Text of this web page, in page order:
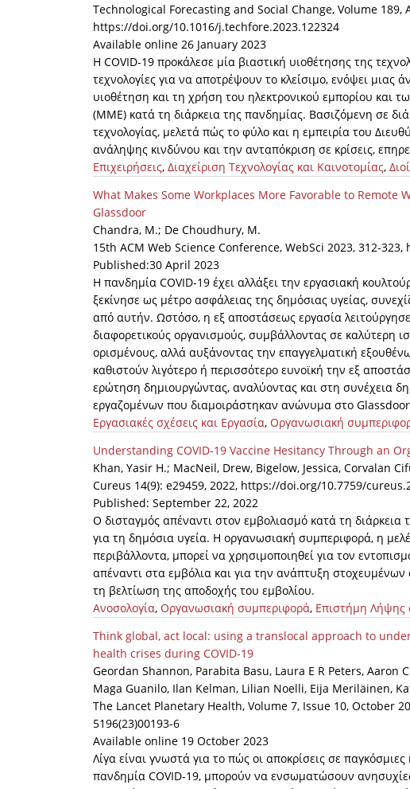
Technological Forecasting and Social Change, Volume 189,
https://doi.org/10.1016/j.techfore.2023.122324
Available online 26 January 2023
Η COVID-19 προκάλεσε μία βιαστική υιοθέτησης της
τεχνολογίες για να αποτρέψουν το κλείσιμο, ενόψει
υιοθέτηση και τη χρήση του ηλεκτρονικού εμπορίου και
(ΜΜΕ) κατά τη διάρκεια της πανδημίας. Βασιζόμενη σε
τεχνολογίας, μελετά πώς το φύλο και η εμπειρία του
ανάληψης κινδύνου και την ανταπόκριση σε κρίσεις,
Επιχειρήσεις, Διαχείριση Τεχνολογίας και Καινοτομίας,
What Makes Some Workplaces More Favorable to Remote
Glassdoor
Chandra, M.; De Choudhury, M.
15th ACM Web Science Conference, WebSci 2023, 312-
Published:30 April 2023
Η πανδημία COVID-19 έχει αλλάξει την εργασιακή
ξεκίνησε ως μέτρο ασφάλειας της δημόσιας υγείας,
από αυτήν. Ωστόσο, η εξ αποστάσεως εργασία
διαφορετικούς οργανισμούς, συμβάλλοντας σε καλύτερη
ορισμένους, αλλά αυξάνοντας την επαγγελματική
καθιστούν λιγότερο ή περισσότερο ευνοϊκή την εξ
ερώτηση δημιουργώντας, αναλύοντας και στη συνέχεια
εργαζομένων που διαμοιράστηκαν ανώνυμα στο
Εργασιακές σχέσεις και Εργασία, Οργανωσιακή
Understanding COVID-19 Vaccine Hesitancy Through an
Khan, Yasir H.; MacNeil, Drew, Bigelow, Jessica, Corvalan
Cureus 14(9): e29459, 2022, https://doi.org/10.7759/
Published: September 22, 2022
Ο δισταγμός απέναντι στον εμβολιασμό κατά τη
για τη δημόσια υγεία. Η οργανωσιακή συμπεριφορά, η
περιβάλλοντα, μπορεί να χρησιμοποιηθεί για τον
απέναντι στα εμβόλια και για την ανάπτυξη
τη βελτίωση της αποδοχής του εμβολίου.
Ανοσολογία, Οργανωσιακή συμπεριφορά, Επιστήμη
Think global, act local: using a translocal approach to
health crises during COVID-19
Geordan Shannon, Parabita Basu, Laura E R Peters,
Maga Guanilo, Ilan Kelman, Lilian Noelli, Eija Meriläinen,
The Lancet Planetary Health, Volume 7, Issue 10, October
5196(23)00193-6
Available online 19 October 2023
Λίγα είναι γνωστά για το πώς οι αποκρίσεις σε
πανδημία COVID-19, μπορούν να ενσωματώσουν